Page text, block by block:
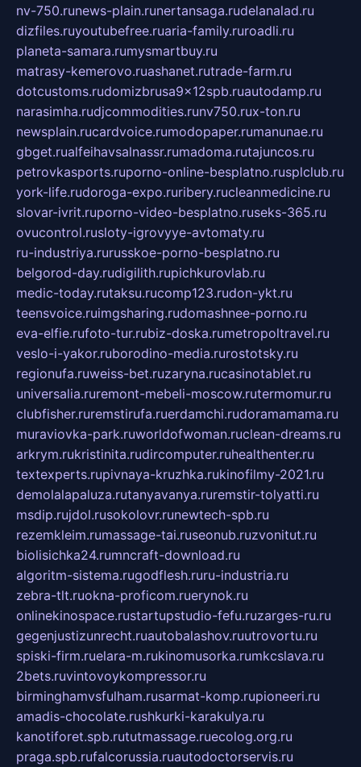
nv-750.runews-plain.runertansaga.rudelanalad.ru
dizfiles.ruyoutubefree.ruaria-family.ruroadli.ru
planeta-samara.rumysmartbuy.ru
matrasy-kemerovo.ruashanet.rutrade-farm.ru
dotcustoms.rudomizbrusa9x12spb.ruautodamp.ru
narasimha.rudjcommodities.runv750.rux-ton.ru
newsplain.rucardvoice.rumodopaper.rumanunae.ru
gbget.rualfeihavsalnassr.rumadoma.rutajuncos.ru
petrovkasports.ruporno-online-besplatno.rusplclub.ru
york-life.rudoroga-expo.ruribery.rucleanmedicine.ru
slovar-ivrit.ruporno-video-besplatno.ruseks-365.ru
ovucontrol.rusloty-igrovyye-avtomaty.ru
ru-industriya.rurusskoe-porno-besplatno.ru
belgorod-day.rudigilith.rupichkurovlab.ru
medic-today.rutaksu.rucomp123.rudon-ykt.ru
teensvoice.ruimgsharing.rudomashnee-porno.ru
eva-elfie.rufoto-tur.rubiz-doska.rumetropoltravel.ru
veslo-i-yakor.ruborodino-media.rurostotsky.ru
regionufa.ruweiss-bet.ruzaryna.rucasinotablet.ru
universalia.ruremont-mebeli-moscow.rutermomur.ru
clubfisher.ruremstirufa.ruerdamchi.rudoramamama.ru
muraviovka-park.ruworldofwoman.ruclean-dreams.ru
arkrym.rukristinita.rudircomputer.ruhealthenter.ru
textexperts.rupivnaya-kruzhka.rukinofilmy-2021.ru
demolalapaluza.rutanyavanya.ruremstir-tolyatti.ru
msdip.rujdol.rusokolovr.runewtech-spb.ru
rezemkleim.rumassage-tai.ruseonub.ruzvonitut.ru
biolisichka24.rumncraft-download.ru
algoritm-sistema.rugodflesh.ruru-industria.ru
zebra-tlt.ruokna-proficom.ruerynok.ru
onlinekinospace.rustartupstudio-fefu.ruzarges-ru.ru
gegenjustizunrecht.ruautobalashov.ruutrovortu.ru
spiski-firm.ruelara-m.rukinomusorka.rumkcslava.ru
2bets.ruvintovoykompressor.ru
birminghamvsfulham.rusarmat-komp.rupioneeri.ru
amadis-chocolate.rushkurki-karakulya.ru
kanotiforet.spb.rututmassage.ruecolog.org.ru
praga.spb.rufalcorussia.ruautodoctorservis.ru